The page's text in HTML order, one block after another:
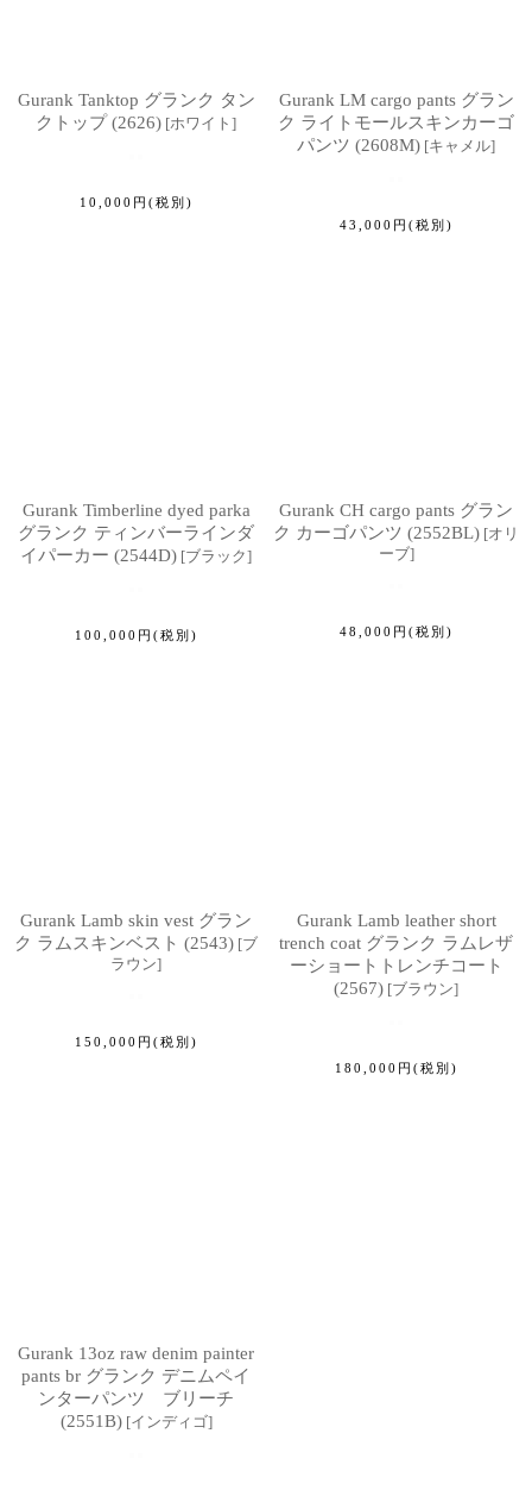
Gurank Tanktop グランク タン
クトップ (2626) [ホワイト ]
10,000 円 (税別)
Gurank LM cargo pants グラン
ク ライトモールスキンカーゴ
パンツ (2608M) [キャメル]
43,000 円 (税別)
Gurank Timberline dyed parka
グランク ティンバーラインダ
イパーカー (2544D) [ブラック]
100,000 円 (税別)
Gurank CH cargo pants グラン
ク カーゴパンツ (2552BL) [オリ
ーブ]
48,000 円 (税別)
Gurank Lamb skin vest グラン
ク ラムスキンベスト (2543) [ブ
ラウン]
150,000 円 (税別)
Gurank Lamb leather short
trench coat グランク ラムレザ
ーショートトレンチコート
(2567) [ブラウン]
180,000 円 (税別)
Gurank 13oz raw denim painter
pants br グランク デニムペイ
ンターパンツ ブリーチ
(2551B) [インディゴ]